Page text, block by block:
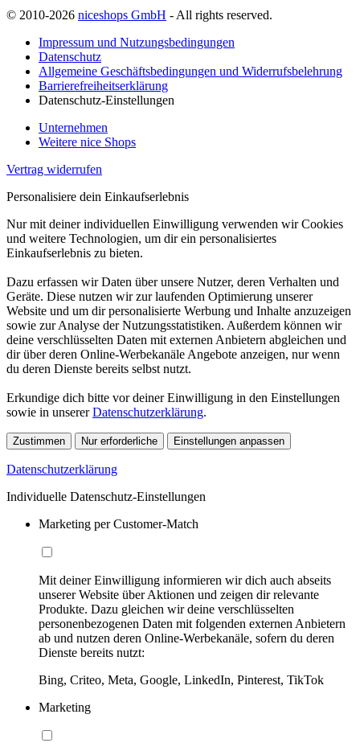
© 2010-2026 niceshops GmbH - All rights reserved.
Impressum und Nutzungsbedingungen
Datenschutz
Allgemeine Geschäftsbedingungen und Widerrufsbelehrung
Barrierefreiheitserklärung
Datenschutz-Einstellungen
Unternehmen
Weitere nice Shops
Vertrag widerrufen
Personalisiere dein Einkaufserlebnis
Nur mit deiner individuellen Einwilligung verwenden wir Cookies
und weitere Technologien, um dir ein personalisiertes
Einkaufserlebnis zu bieten.
Dazu erfassen wir Daten über unsere Nutzer, deren Verhalten und
Geräte. Diese nutzen wir zur laufenden Optimierung unserer
Website und um dir personalisierte Werbung und Inhalte anzuzeigen
sowie zur Analyse der Nutzungsstatistiken. Außerdem können wir
deine verschlüsselten Daten mit externen Anbietern abgleichen und
dir über deren Online-Werbekanäle Angebote anzeigen, nur wenn
du deren Dienste bereits selbst nutzt.
Erkundige dich bitte vor deiner Einwilligung in den Einstellungen
sowie in unsererDatenschutzerklärung.
Zustimmen Nur erforderliche Einstellungen anpassen
Datenschutzerklärung
Individuelle Datenschutz-Einstellungen
Marketing per Customer-Match
Mit deiner Einwilligung informieren wir dich auch abseits
unserer Website über Aktionen und zeigen dir relevante
Produkte. Dazu gleichen wir deine verschlüsselten
personenbezogenen Daten mit folgenden externen Anbietern
ab und nutzen deren Online-Werbekanäle, sofern du deren
Dienste bereits nutzt:
Bing, Criteo, Meta, Google, LinkedIn, Pinterest, TikTok
Marketing